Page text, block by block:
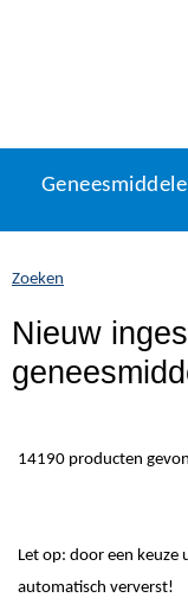
naar
U
zich
hier:
Zoeken
Nieuw
14190 producten
Let op: door een
automatisch ververst!